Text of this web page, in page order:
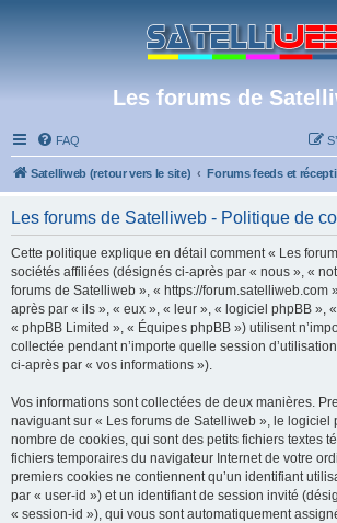
Les forums de
FAQ
Satelliweb (retour vers le site) Forums feeds et
Les forums de Satelliweb - Politique de
Cette politique explique en détail comment « Les
sociétés affiliées (désignés ci-après par « nous », «
forums de Satelliweb », « https://forum.satelliweb.com
après par « ils », « eux », « leur », « logiciel phpBB »,
« phpBB Limited », « Équipes phpBB ») utilisent
collectée pendant n’importe quelle session
ci-après par « vos informations »).
Vos informations sont collectées de deux manières.
naviguant sur « Les forums de Satelliweb », le logiciel
nombre de cookies, qui sont des petits fichiers textes
fichiers temporaires du navigateur Internet de votre
premiers cookies ne contiennent qu’un identifiant
par « user-id ») et un identifiant de session invité
« session-id »), qui vous sont automatiquement